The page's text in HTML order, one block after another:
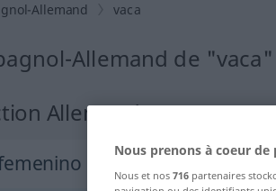
Allemand vaca
Allemand de "vaca"
Allemand
Nous prenons à coeur
Nous et nos 716 partenaires